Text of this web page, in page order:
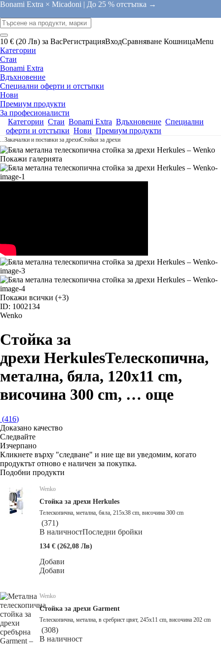
Bonami Extra × Micadoni | До 25 % отстъпка →
10 € (20 Лв) за ВасРегистрацияВходСравняване КошницаMenu
Категории
Стаи
Bonami Extra
Вдъхновение
Специални оферти и отстъпки
Нови
Премиум продукти
За професионалисти
Категории Стаи Bonami Extra Вдъхновение Специални
оферти и отстъпки Нови Премиум продукти
...Закачалки и поставки за дрехиСтойки за дрехи
Покажи галерията
Покажи всички (+3)
ID: 1002134
Wenko
Стойка за
дрехи HerkulesТелескопична,
метална, бяла, 120x11 cm,
височина 300 cm, … още
(416)
Доказано качество
Следвайте
Изчерпанo
Кликнете върху "следване" и ние ще ви уведомим, когато
продуктът отново е наличен за покупка.
Подобни продукти
Wenko
Стойка за дрехи Herkules
Телескопична, метална, бяла, 215x38 cm, височина 300 cm
(371)
В наличностПоследни бройки
134 € (262,08 Лв)
Добави
Добави
Wenko
Стойка за дрехи Garment
Телескопична, метална, в сребрист цвят, 245x11 cm, височина 202 cm
(308)
В наличност